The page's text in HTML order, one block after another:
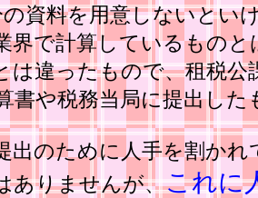
資料を用意しないとい
界で計算しているもの
は違ったもので、租税
書や税務当局に提出し
出のために人手を割かれ
ありませんが、これに